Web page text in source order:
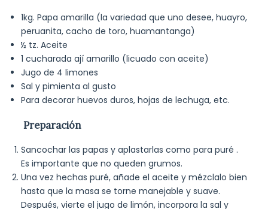
1kg. Papa amarilla (la variedad que uno desee, huayro,
peruanita, cacho de toro, huamantanga)
½ tz. Aceite
1 cucharada ají amarillo (licuado con aceite)
Jugo de 4 limones
Sal y pimienta al gusto
Para decorar huevos duros, hojas de lechuga, etc.
Preparación
Sancochar las papas y aplastarlas como para puré .
Es importante que no queden grumos.
Una vez hechas puré, añade el aceite y mézclalo bien
hasta que la masa se torne manejable y suave.
Después, vierte el jugo de limón, incorpora la sal y